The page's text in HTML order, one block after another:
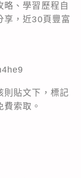
略、學習歷程自
享，近30頁豐富
則貼文下，標記
索取。